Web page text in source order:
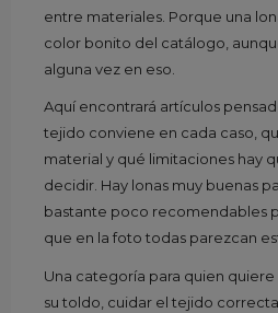
entre materiales. Porque una
color bonito del catálogo,
alguna vez en eso.
Aquí encontrará artículos
tejido conviene en cada caso,
material y qué limitaciones hay
decidir. Hay lonas muy buenas
bastante poco recomendables
que en la foto todas parezcan
Una categoría para quien
su toldo, cuidar el tejido